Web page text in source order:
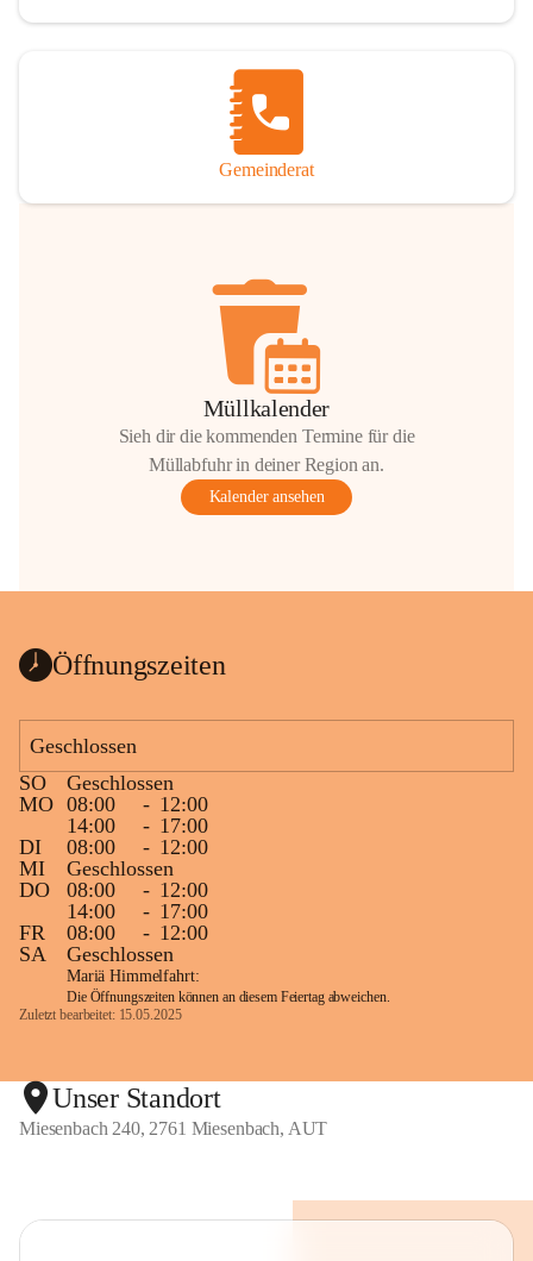
Gemeinderat
Müllkalender
Sieh dir die kommenden Termine für die
Müllabfuhr in deiner Region an.
Kalender ansehen
Öffnungszeiten
Geschlossen
SO
Geschlossen
MO 08:00 - 12:00
14:00
- 17:00
DI
08:00 - 12:00
MI
Geschlossen
DO
08:00 - 12:00
14:00
- 17:00
FR
08:00 - 12:00
SA
Geschlossen
Mariä Himmelfahrt:
Die Öffnungszeiten können an diesem Feiertag abweichen.
Zuletzt bearbeitet: 15.05.2025
Unser Standort
Miesenbach 240, 2761 Miesenbach, AUT